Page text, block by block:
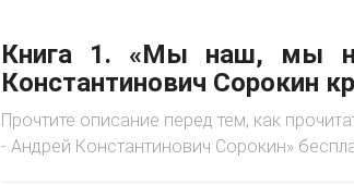
Книга 1. «Мы наш, мы
Константинович Сорокин
Прочтите описание перед тем, как
- Андрей Константинович Сорокин»